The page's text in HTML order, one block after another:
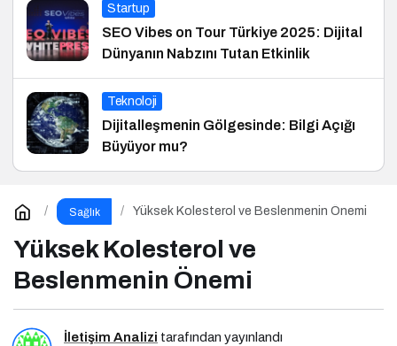
Startup
SEO Vibes on Tour Türkiye 2025: Dijital
Dünyanın Nabzını Tutan Etkinlik
Teknoloji
Dijitalleşmenin Gölgesinde: Bilgi Açığı
Büyüyor mu?
Sağlık Yüksek Kolesterol ve Beslenmenin Önemi
Yüksek Kolesterol ve
Beslenmenin Önemi
İletişim Analizi tarafından yayınlandı